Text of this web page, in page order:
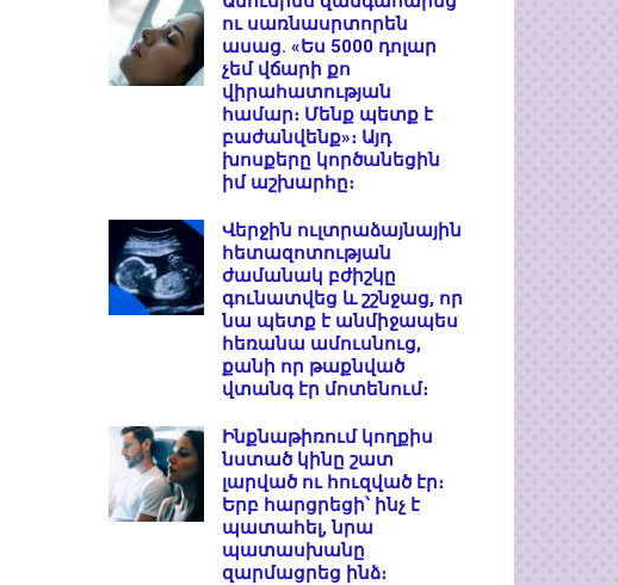
ու սառնասրտորեն
ասաց. «Ես 5000 դոլար
չեմ վճարի քո
վիրահատության
համար։ Մենք պետք է
բաժանվենք»։ Այդ
խոսքերը կործանեցին
իմ աշխարհը։
Վերջին ուլտրաձայնային
հետազոտության
ժամանակ բժիշկը
գունատվեց և շշնջաց, որ
նա պետք է անմիջապես
հեռանա ամուսնուց,
քանի որ թաքնված
վտանգ էր մոտենում։
Ինքնաթիռում կողքիս
նստած կինը շատ
լարված ու հուզված էր։
Երբ հարցրեցի՝ ինչ է
պատահել, նրա
պատասխանը
զարմացրեց ինձ։